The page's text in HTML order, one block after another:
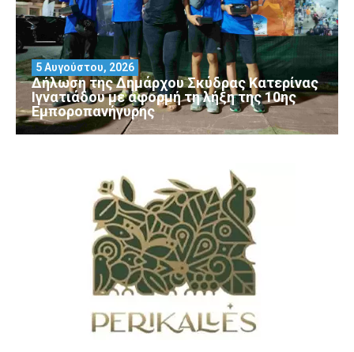
Δήλωση της Δημάρχου Σκύδρας Κατερίνας
Ιγνατιάδου με αφορμή τη λήξη της 10ης
Εμποροπανήγυρης
5 Αυγούστου, 2026